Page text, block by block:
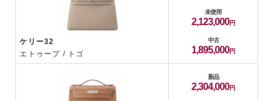
ケリー32
エトゥープ / トゴ
未使用
2,123,000
中古
1,895,000
新品
2,304,000